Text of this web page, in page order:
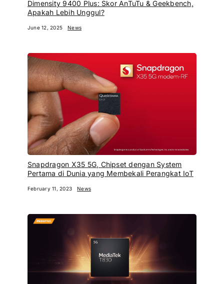
Dimensity 9400 Plus: Skor AnTuTu & Geekbench,
Apakah Lebih Unggul?
June 12, 2025 News
Snapdragon X35 5G, Chipset dengan System
Pertama di Dunia yang Membekali Perangkat IoT
February 11, 2023 News